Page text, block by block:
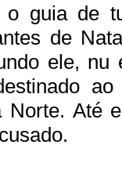
o guia de
de
ele,
ao
Até